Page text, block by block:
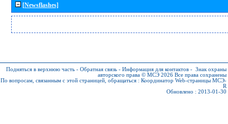
[Newsflashes]
Подняться в верхнюю часть - Обратная связь - Информация для контактов - Знак охраны
авторского права © МСЭ 2026 Все права сохранены
По вопросам, связанным с этой страницей, обращаться : Координатор Web-страницы МСЭ-
R
Обновлено : 2013-01-30